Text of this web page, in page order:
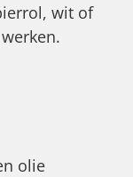
wit of
olie